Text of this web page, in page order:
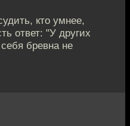
кто умнее,
ответ: "У других
бревна не